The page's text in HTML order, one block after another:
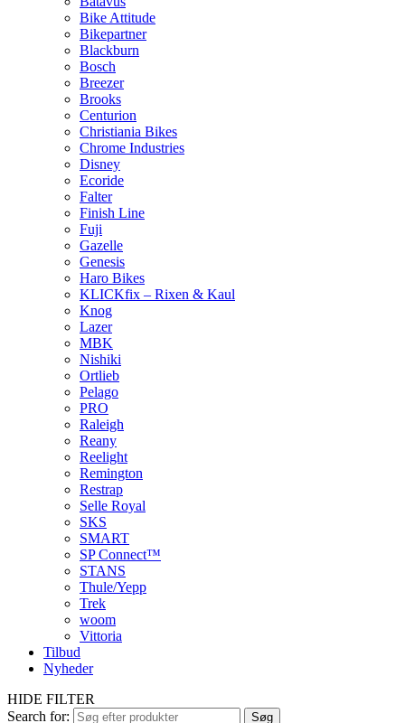
Bike Attitude
Bikepartner
Blackburn
Bosch
Breezer
Brooks
Centurion
Christiania Bikes
Chrome Industries
Disney
Ecoride
Falter
Finish Line
Fuji
Gazelle
Genesis
Haro Bikes
KLICKfix – Rixen & Kaul
Knog
Lazer
MBK
Nishiki
Ortlieb
Pelago
PRO
Raleigh
Reany
Reelight
Remington
Restrap
Selle Royal
SKS
SMART
SP Connect™
STANS
Thule/Yepp
Trek
woom
Vittoria
Tilbud
Nyheder
HIDE FILTER
Search for:
Søg